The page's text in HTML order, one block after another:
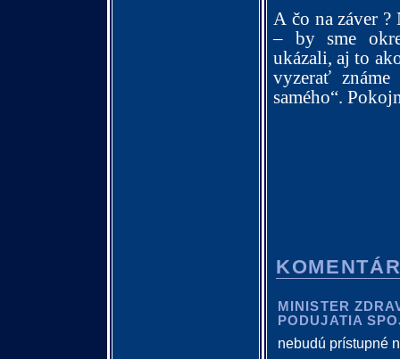
A čo na záver
– by sme
ukázali, aj to
vyzerať
samého“.
MINISTER
PODUJATIA
nebudú prístupné